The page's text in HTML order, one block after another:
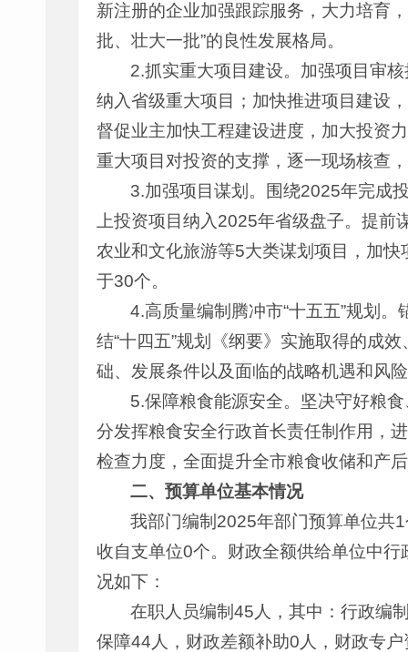
新注册的企业加强跟踪服务，大力培育
批、壮大一批”的良性发展格局。
2.抓实重大项目建设。加强项目审
纳入省级重大项目；加快推进项目建设
督促业主加快工程建设进度，加大投资
重大项目对投资的支撑，逐一现场核查
3.加强项目谋划。围绕2025年完成
上投资项目纳入2025年省级盘子。提
农业和文化旅游等5大类谋划项目，加
于30个。
4.高质量编制腾冲市“十五五”规划
结“十四五”规划《纲要》实施取得的成
础、发展条件以及面临的战略机遇和风
5.保障粮食能源安全。坚决守好粮
分发挥粮食安全行政首长责任制作用，
检查力度，全面提升全市粮食收储和产
二、预算单位基本情况
我部门编制2025年部门预算单位共
收自支单位0个。财政全额供给单位中
况如下：
在职人员编制45人，其中：行政编
保障44人，财政差额补助0人，财政专